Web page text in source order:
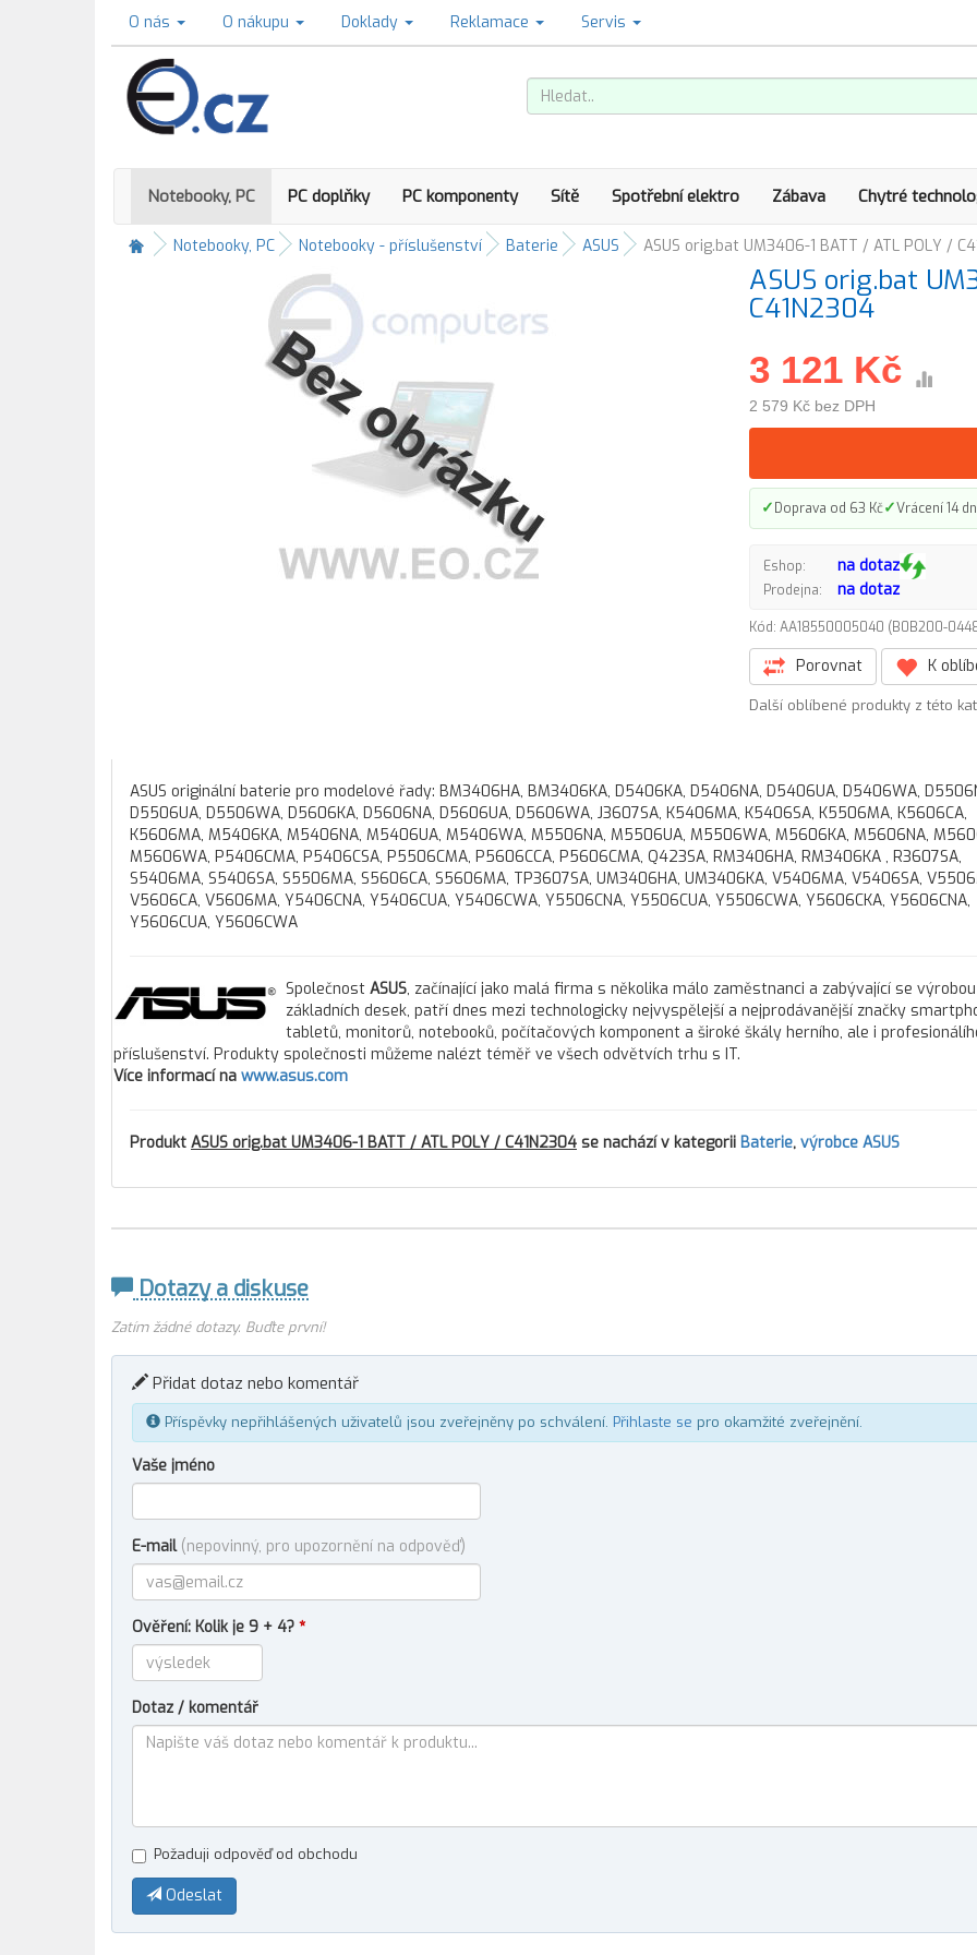
O nás O nákupu Doklady Reklamace Servis
Notebooky, PC PC doplňky PC komponenty Sítě Spotřební elektro Zábava Chytré
Notebooky, PC Notebooky - příslušenství Baterie ASUS ASUS orig.bat UM3406-1 BATT / ATL POLY /
ASUS orig.bat
C41N2304
3 121 Kč
2 579 Kč bez DPH
✓Doprava od 63 Kč✓Vrácení 14
Eshop: na dotaz
Prodejna: na dotaz
Kód: AA18550005040 (B0B200-
Porovnat K
Další oblíbené produkty z této
ASUS originální baterie pro modelové řady: BM3406HA, BM3406KA, D5406KA, D5406NA, D5406UA, D5406WA,
D5506UA, D5506WA, D5606KA, D5606NA, D5606UA, D5606WA, J3607SA, K5406MA, K5406SA, K5506MA, K5606CA,
K5606MA, M5406KA, M5406NA, M5406UA, M5406WA, M5506NA, M5506UA, M5506WA, M5606KA, M5606NA,
M5606WA, P5406CMA, P5406CSA, P5506CMA, P5606CCA, P5606CMA, Q423SA, RM3406HA, RM3406KA , R3607SA,
S5406MA, S5406SA, S5506MA, S5606CA, S5606MA, TP3607SA, UM3406HA, UM3406KA, V5406MA, V5406SA,
V5606CA, V5606MA, Y5406CNA, Y5406CUA, Y5406CWA, Y5506CNA, Y5506CUA, Y5506CWA, Y5606CKA, Y5606CNA,
Y5606CUA, Y5606CWA
Společnost ASUS, začínající jako malá firma s několika málo zaměstnanci a zabývající se výrobou
základních desek, patří dnes mezi technologicky nejvyspělejší a nejprodávanější značky
tabletů, monitorů, notebooků, počítačových komponent a široké škály herního, ale i
příslušenství. Produkty společnosti můžeme nalézt téměř ve všech odvětvích trhu s IT.
Více informací na www.asus.com
Produkt ASUS orig.bat UM3406-1 BATT / ATL POLY / C41N2304 se nachází v kategorii Baterie, výrobce ASUS
Dotazy a diskuse
Zatím žádné dotazy. Buďte první!
Přidat dotaz nebo komentář
Příspěvky nepřihlášených uživatelů jsou zveřejněny po schválení. Přihlaste se pro okamžité zveřejnění.
Vaše jméno
E-mail (nepovinný, pro upozornění na odpověď)
Ověření: Kolik je 9 + 4? *
Dotaz / komentář
Požaduji odpověď od obchodu
Odeslat